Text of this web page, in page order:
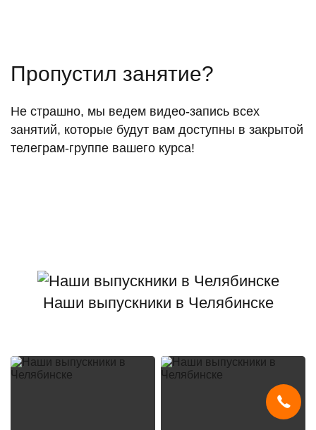
Пропустил занятие?
Не страшно, мы ведем видео-запись всех
занятий, которые будут вам доступны в закрытой
телеграм-группе вашего курса!
Наши выпускники в Челябинске
Мы используем и систему SmartCaptcha